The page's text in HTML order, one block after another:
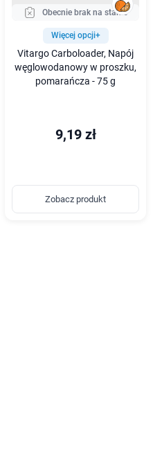
Obecnie brak na stanie
Więcej opcji+
Vitargo Carboloader, Napój
węglowodanowy w proszku,
pomarańcza - 75 g
9,19 zł
Zobacz produkt